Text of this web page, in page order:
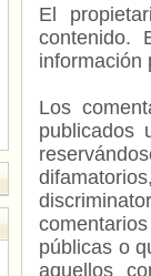
El
contenido.
información
Los
publicados
públicas o
aquellos